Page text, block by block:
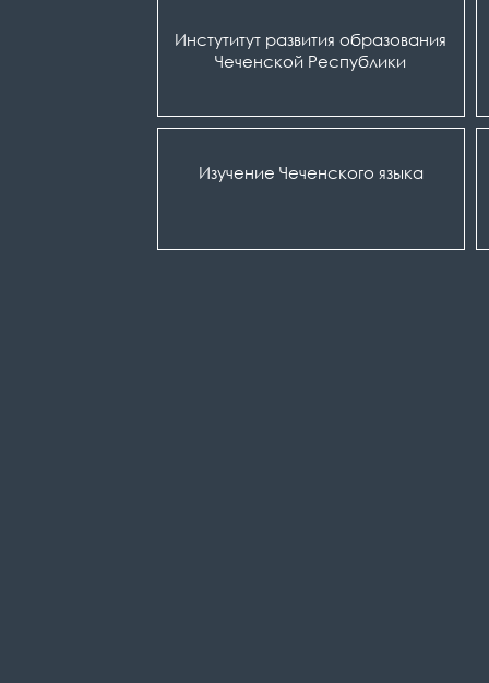
Инстутитут развития образования
Чеченской Республики
Изучение Чеченского языка